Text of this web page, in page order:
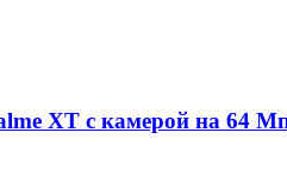
XT с камерой на 64